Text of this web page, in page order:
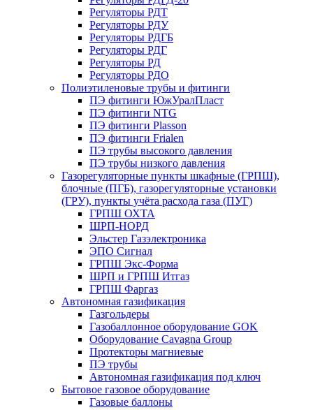
Регуляторы РДТ
Регуляторы РДУ
Регуляторы РДГБ
Регуляторы РДГ
Регуляторы РД
Регуляторы РДО
Полиэтиленовые трубы и фитинги
ПЭ фитинги ЮжУралПласт
ПЭ фитинги NTG
ПЭ фитинги Plasson
ПЭ фитинги Frialen
ПЭ трубы высокого давления
ПЭ трубы низкого давления
Газорегуляторные пункты шкафные (ГРПШ),
блочные (ПГБ), газорегуляторные установки
(ГРУ), пункты учёта расхода газа (ПУГ)
ГРПШ ОХТА
ШРП-НОРД
Эльстер Газэлектроника
ЭПО Сигнал
ГРПШ Экс-Форма
ШРП и ГРПШ Итгаз
ГРПШ Фаргаз
Автономная газификация
Газгольдеры
Газобаллонное оборудование GOK
Оборудование Cavagna Group
Протекторы магниевые
ПЭ трубы
Автономная газификация под ключ
Бытовое газовое оборудование
Газовые баллоны